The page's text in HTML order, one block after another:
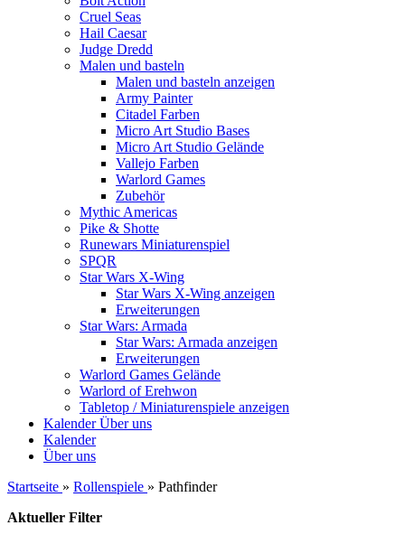
Cruel Seas
Hail Caesar
Judge Dredd
Malen und basteln
Malen und basteln anzeigen
Army Painter
Citadel Farben
Micro Art Studio Bases
Micro Art Studio Gelände
Vallejo Farben
Warlord Games
Zubehör
Mythic Americas
Pike & Shotte
Runewars Miniaturenspiel
SPQR
Star Wars X-Wing
Star Wars X-Wing anzeigen
Erweiterungen
Star Wars: Armada
Star Wars: Armada anzeigen
Erweiterungen
Warlord Games Gelände
Warlord of Erehwon
Tabletop / Miniaturenspiele anzeigen
KalenderÜber uns
Kalender
Über uns
Startseite » Rollenspiele » Pathfinder
Aktueller Filter